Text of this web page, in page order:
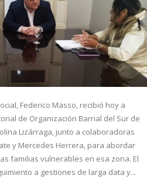
Federico Masso, recibió hoy a
de Organización Barrial del Sur de
Lizárraga, junto a colaboradoras
y Mercedes Herrera, para abordar
familias vulnerables en esa zona. El
a gestiones de larga data y...